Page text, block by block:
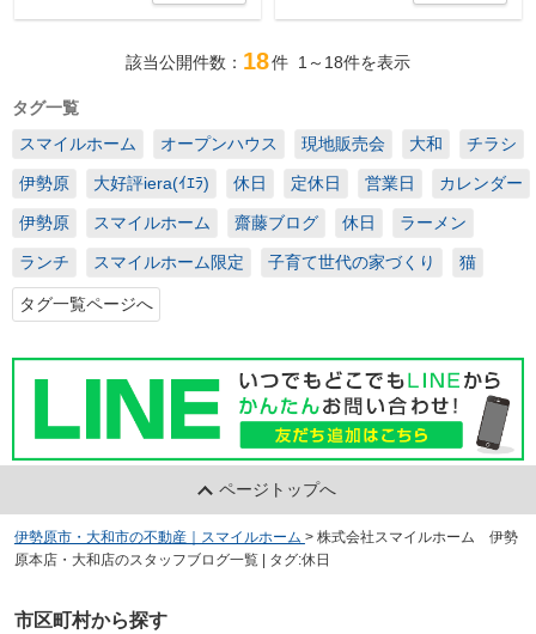
該当公開件数： 18件 1～18件を表示
タグ一覧
スマイルホーム
オープンハウス 現地販売会 大和 チラシ
伊勢原 大好評iera(ｲｴﾗ) 休日 定休日 営業日 カレンダー
伊勢原 スマイルホーム 齋藤ブログ 休日 ラーメン
ランチ スマイルホーム限定 子育て世代の家づくり 猫
タグ一覧ページへ
ページトップへ
伊勢原市・大和市の不動産｜スマイルホーム > 株式会社スマイルホーム 伊勢
原本店・大和店のスタッフブログ一覧 | タグ:休日
市区町村から探す